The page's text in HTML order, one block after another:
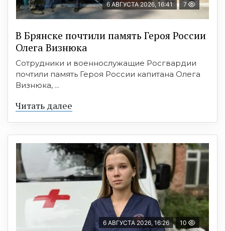
6 АВГУСТА 2026, 16:41 7
В Брянске почтили память Героя России
Олега Визнюка
Сотрудники и военнослужащие Росгвардии
почтили память Героя России капитана Олега
Визнюка, ...
Читать далее
6 АВГУСТА 2026, 16:26 10